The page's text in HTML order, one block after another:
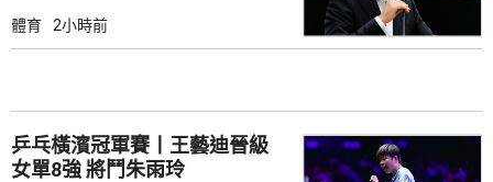
體育 2小時前
乒乓橫濱冠軍賽丨王藝迪晉級
女單8強 將鬥朱雨玲